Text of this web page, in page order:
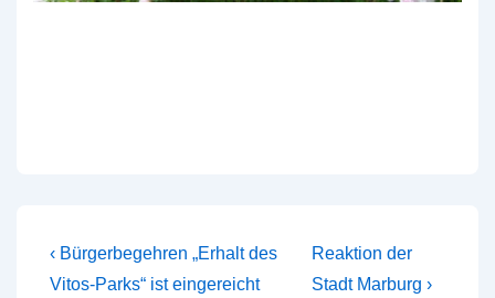
Beitragsnavigation
Vorheriger
Beitrag
‹ Bürgerbegehren „Erhalt des
Vitos-Parks“ ist eingereicht
Nächster
Beitrag
Reaktion der
Stadt Marburg ›